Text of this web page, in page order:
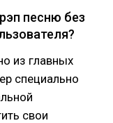
песню без
из главных
специально
свои